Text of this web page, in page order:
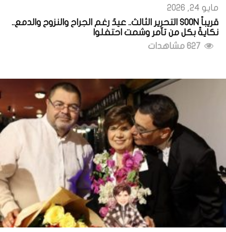
مايو 24, 2026
قريباً SOON التحرير الثالث.. عيدٌ رغم الجراح والنزوح والدمع..
نكايةً بكل من تآمر وشمت احتفلوا